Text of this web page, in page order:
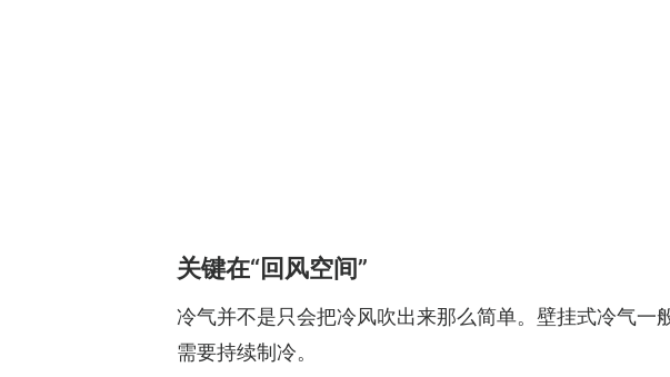
关键在“回风空间”
冷气并不是只会把冷风吹出来那么简单。壁挂式冷气
需要持续制冷。